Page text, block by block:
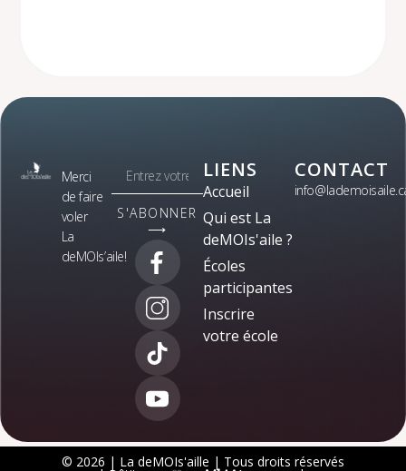
Merci
de faire
voler
La
deMOIs’aile!
S'ABONNER
⟶
LIENS
Accueil
Qui est La
deMOIs'aile ?
Écoles
participantes
Inscrire
votre école
CONTACT
© 2026 | La deMOIs'aille | Tous droits réservés